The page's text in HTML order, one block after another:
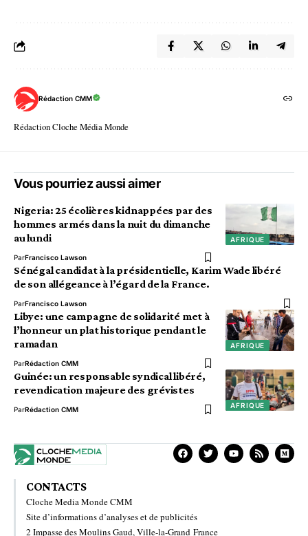
Rédaction CMM
Rédaction Cloche Média Monde
Vous pourriez aussi aimer
AFRIQUE
Nigeria: 25 écolières kidnappées par des
hommes armés dans la nuit du dimanche
au lundi
ParFrancisco Lawson
Sénégal candidat à la présidentielle, Karim Wade libéré
de son allégeance à l’égard de la France.
ParFrancisco Lawson
AFRIQUE
Libye: une campagne de solidarité met à
l’honneur un plat historique pendant le
ramadan
ParRédaction CMM
AFRIQUE
Guinée: un responsable syndical libéré,
revendication majeure des grévistes
ParRédaction CMM
CONTACTS
Cloche Media Monde CMM
Site d’informations d’analyses et de publicités
2 Impasse des Moulins Gaud, Ville-la-Grand France